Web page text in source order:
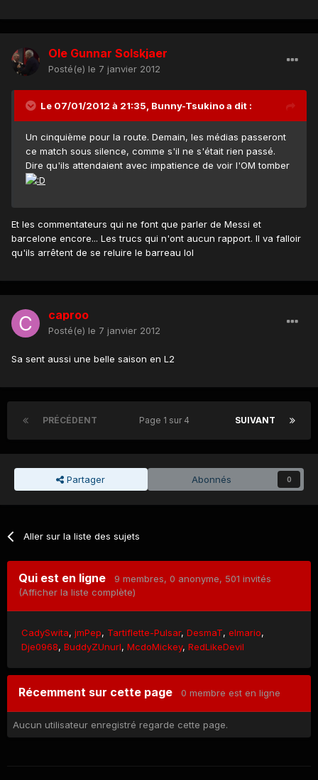
Ole Gunnar Solskjaer
Posté(e) le 7 janvier 2012
Le 07/01/2012 à 21:35, Bunny-Tsukino a dit :
Un cinquième pour la route. Demain, les médias passeront
ce match sous silence, comme s'il ne s'était rien passé.
Dire qu'ils attendaient avec impatience de voir l'OM tomber
Et les commentateurs qui ne font que parler de Messi et
barcelone encore... Les trucs qui n'ont aucun rapport. Il va falloir
qu'ils arrêtent de se reluire le barreau lol
caproo
Posté(e) le 7 janvier 2012
Sa sent aussi une belle saison en L2
PRÉCÉDENT SUIVANT
Page 1 sur 4
Partager Abonnés 0
Aller sur la liste des sujets
Qui est en ligne 9 membres, 0 anonyme, 501 invités
(Afficher la liste complète)
CadySwita jmPep Tartiflette-Pulsar DesmaT elmario
Dje0968 BuddyZUnurl McdoMickey RedLikeDevil
Récemment sur cette page 0 membre est en ligne
Aucun utilisateur enregistré regarde cette page.